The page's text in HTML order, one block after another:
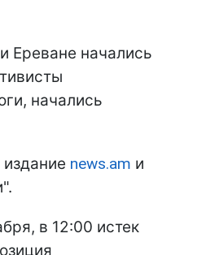
Ереване начались
начались
news.am и
в 12:00 истек